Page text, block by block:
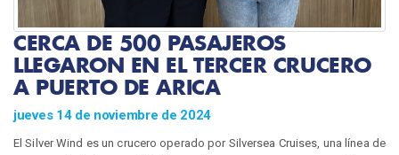
CERCA DE 500 PASAJEROS
LLEGARON EN EL TERCER CRUCERO
A PUERTO DE ARICA
jueves 14 de noviembre de 2024
El Silver Wind es un crucero operado por Silversea Cruises, una línea de